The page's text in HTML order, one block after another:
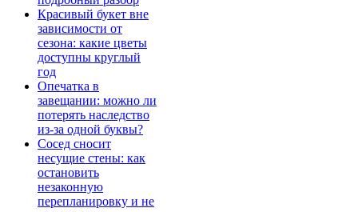
Красивый букет вне
зависимости от
сезона: какие цветы
доступны круглый
год
Опечатка в
завещании: можно ли
потерять наследство
из-за одной буквы?
Сосед сносит
несущие стены: как
остановить
незаконную
перепланировку и не